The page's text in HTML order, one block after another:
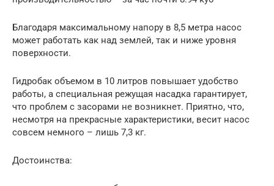
Благодаря максимальному напору в 8,5 метра насос
может работать как над землей, так и ниже уровня
поверхности.
Гидробак объемом в 10 литров повышает удобство
работы, а специальная режущая насадка гарантирует,
что проблем с засорами не возникнет. Приятно, что,
несмотря на прекрасные характеристики, весит насос
совсем немного – лишь 7,3 кг.
Достоинства: